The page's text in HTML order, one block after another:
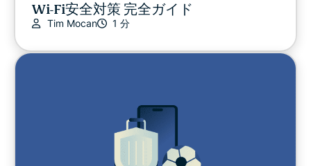
Wi-Fi安全対策 完全ガイド
Tim Mocan 1 分